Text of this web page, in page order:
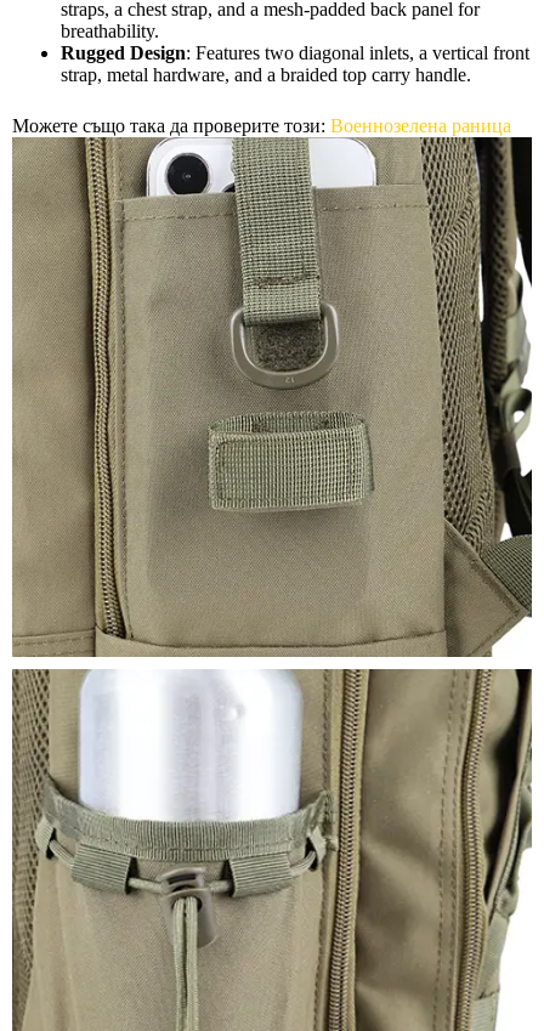
straps, a chest strap, and a mesh-padded back panel for
breathability.
Rugged Design: Features two diagonal inlets, a vertical front
strap, metal hardware, and a braided top carry handle.
Можете също така да проверите този: Военнозелена раница